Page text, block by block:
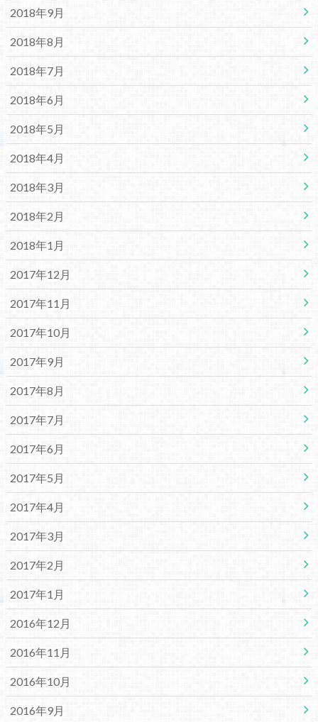
2018年9月
2018年8月
2018年7月
2018年6月
2018年5月
2018年4月
2018年3月
2018年2月
2018年1月
2017年12月
2017年11月
2017年10月
2017年9月
2017年8月
2017年7月
2017年6月
2017年5月
2017年4月
2017年3月
2017年2月
2017年1月
2016年12月
2016年11月
2016年10月
2016年9月